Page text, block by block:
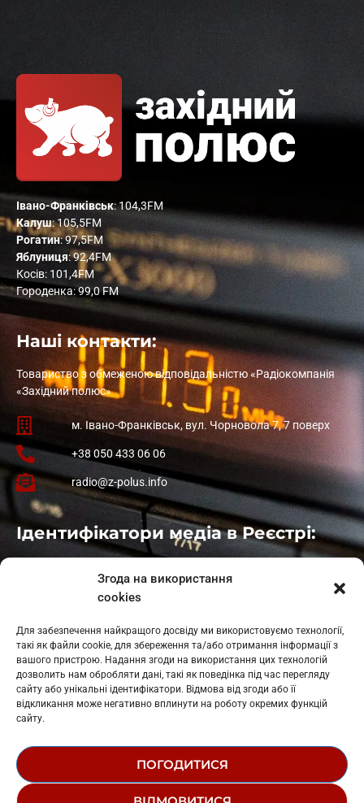
Згода на використання
cookies
Для забезпечення найкращого досвіду ми використовуємо технології,
такі як файли cookie, для збереження та/або отримання інформації з
вашого пристрою. Надання згоди на використання цих технологій
дозволить нам обробляти дані, такі як поведінка під час перегляду
сайту або унікальні ідентифікатори. Відмова від згоди або її
відкликання може негативно вплинути на роботу окремих функцій
сайту.
ПОГОДИТИСЯ
Івано-Франківськ: 104,3FM
Калуш: 105,5FM
Рогатин: 97,5FM
Яблуниця: 92,4FM
Косів: 101,4FM
Городенка: 99,0 FM
Наші контакти:
Товариство з обмеженою відповідальністю «Радіокомпанія
«Західний полюс»
м. Івано-Франківськ, вул. Чорновола 7, 7 поверх
+38 050 433 06 06
radio@z-polus.info
Ідентифікатори медіа в Реєстрі:
: L11-01410
: L11-01801
Косів: L11-01805
Гарасимів: L11-02274
© 1995-2026 РК «ЗАХІДНИЙ ПОЛЮС»